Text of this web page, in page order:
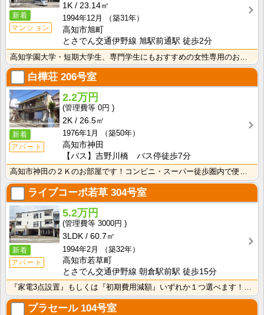
新着
マンション
1K
23.14㎡
1994年12月
（築31年）
高知市旭町
とさでん交通伊野線 旭駅前通駅 徒歩2分
白樺荘 206号室
新着
アパート
2.2万円
0円
2K
26.5㎡
1976年1月
（築50年）
高知市神田
【バス】吉野川橋 バス停徒歩7分
高知市神田の２Ｋのお部屋です！コンビニ・スーパー徒歩圏内で便利です！バス・トイレ別なので、ゆったり湯･･･
ライブコーポ若草 304号室
新着
アパート
5.2万円
3000円
3LDK
60.7㎡
1994年2月
（築32年）
高知市若草町
とさでん交通伊野線 朝倉駅前駅 徒歩15分
『家電3点設置』もしくは『初期費用減額』いずれか１つ選べます！詳しくはアパマンショップ高知ハウスへ☆･･･
プラセール104号室